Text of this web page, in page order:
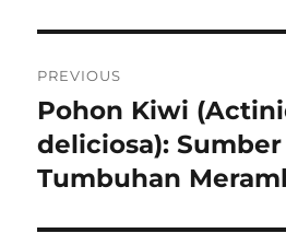
pos
PREVIOUS
Previous
post:
Pohon Kiwi
deliciosa):
Tumbuhan